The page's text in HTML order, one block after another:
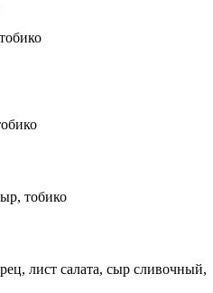
тобико
лист салата, сыр сливочный,